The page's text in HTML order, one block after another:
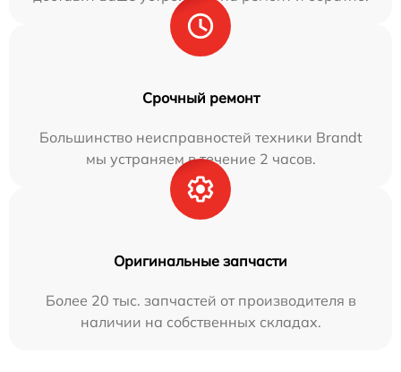
Срочный ремонт
Большинство неисправностей техники Brandt
мы устраняем в течение 2 часов.
Оригинальные запчасти
Более 20 тыс. запчастей от производителя в
наличии на собственных складах.